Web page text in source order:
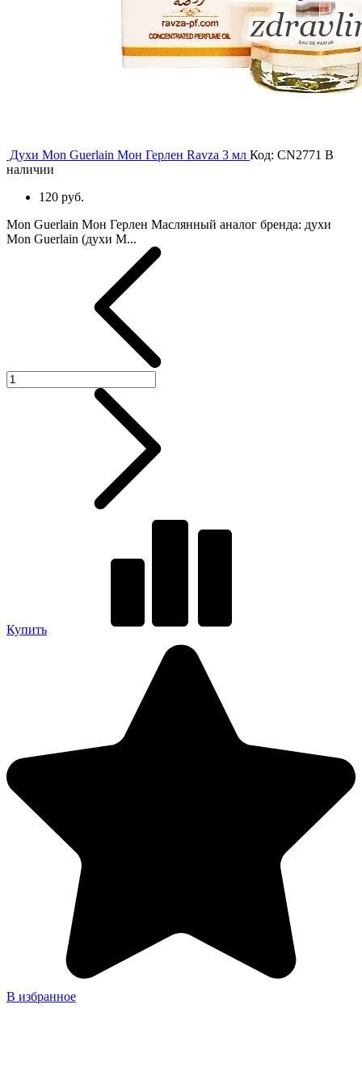
Духи Mon Guerlain Мон Герлен Ravza 3 мл Код: CN2771 В
наличии
120 руб.
Mon Guerlain Мон Герлен Маслянный аналог бренда: духи
Mon Guerlain (духи М...
Купить
В избранное